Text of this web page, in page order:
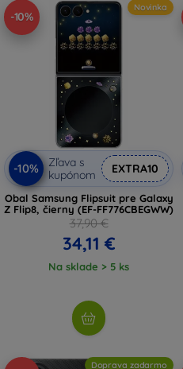
-10%
Novinka
-10%
Zľava s
kupónom
EXTRA10
Obal Samsung Flipsuit pre Galaxy
Z Flip8, čierny (EF-FF776CBEGWW)
37,90 €
34,11 €
Na sklade > 5 ks
Doprava zadarmo